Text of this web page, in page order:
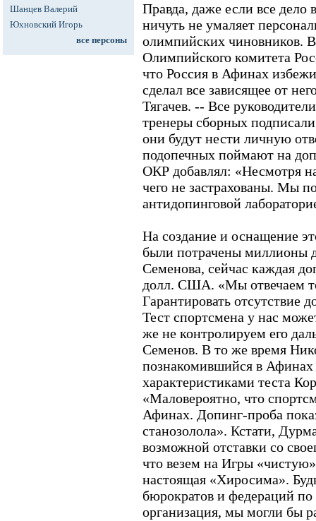
Шанцев Валерий
Юхновский Игорь
все персоны
Правда, даже если все дело
ничуть не умаляет
олимпийских чиновников.
Олимпийского комитета
что Россия в Афинах
сделал все зависящее от
Тягачев. -- Все
тренеры сборных
они будут нести личную
подопечных поймают на
ОКР добавлял: «Несмотря
чего не застрахованы. Мы
антидопинговой
На создание и оснащение
были потрачены миллионы
Семенова, сейчас каждая
долл. США. «Мы отвечаем
Гарантировать отсутствие
Тест спортсмена у нас
же не контролируем его
Семенов. В то же время
познакомившийся в
характеристиками теста
«Маловероятно, что
Афинах. Допинг-проба
станозолола». Кстати,
возможной отставки со
что везем на Игры
настоящая «Хиросима».
бюрократов и федераций
организация, мы могли бы